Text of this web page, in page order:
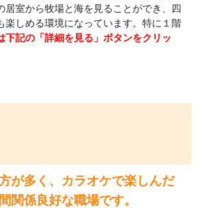
居室から牧場と海を見ることができ、四
楽しめる環境になっています。特に１階
記の「詳細を見る」ボタンをクリッ
が多く、カラオケで楽しんだ
関係良好な職場です。